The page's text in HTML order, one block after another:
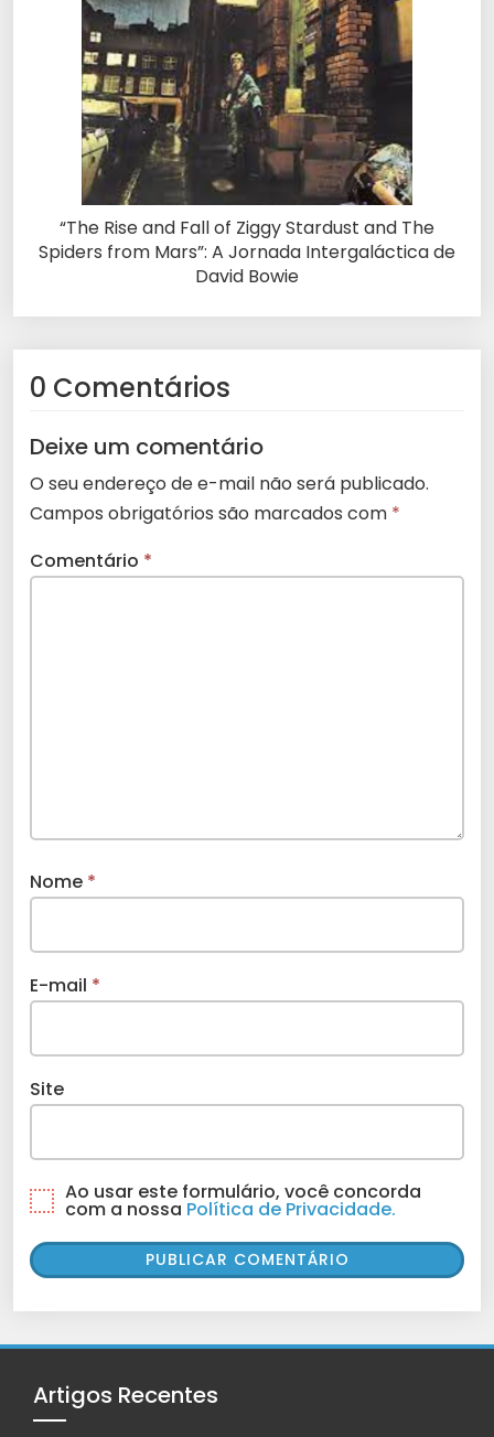
“The Rise and Fall of Ziggy Stardust and The
Spiders from Mars”: A Jornada Intergaláctica de
David Bowie
0 Comentários
Deixe um comentário
O seu endereço de e-mail não será publicado.
Campos obrigatórios são marcados com *
Comentário *
Nome *
E-mail *
Site
Ao usar este formulário, você concorda
com a nossa Política de Privacidade.
Artigos Recentes